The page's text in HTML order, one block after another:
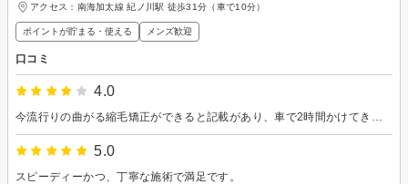
アクセス：南海加太線 紀ノ川駅 徒歩31分（車で10分）
ポイントが貯まる・使える メンズ歓迎
口コミ
4.0
5.0
スピーディーかつ、丁寧な施術で満足です。